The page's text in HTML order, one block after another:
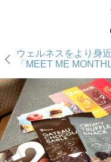
ウェルネスをより身
「MEET ME